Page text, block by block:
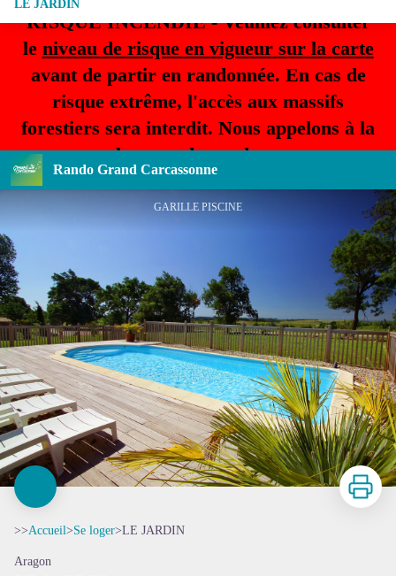
RISQUE INCENDIE - Veuillez consulter
le niveau de risque en vigueur sur la carte
avant de partir en randonnée. En cas de
risque extrême, l'accès aux massifs
forestiers sera interdit. Nous appelons à la
plus grande prudence.
Rando Grand Carcassonne
LE JARDIN
GARILLE PISCINE
Imprimer
>>Accueil>Se loger>LE JARDIN
Aragon